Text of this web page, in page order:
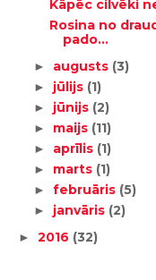
Kāpēc cilvēki
Rosina no
pado...
► augusts (3)
► jūlijs (1)
► jūnijs (2)
► maijs (11)
► aprīlis (1)
► marts (1)
► februāris (5)
► janvāris (2)
► 2016 (32)